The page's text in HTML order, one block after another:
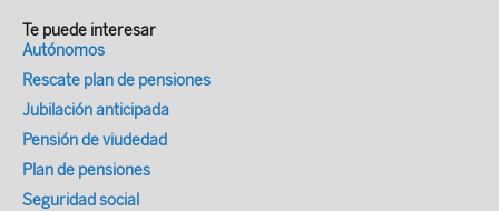
Te puede interesar
Autónomos
Rescate plan de pensiones
Jubilación anticipada
Pensión de viudedad
Plan de pensiones
Seguridad social